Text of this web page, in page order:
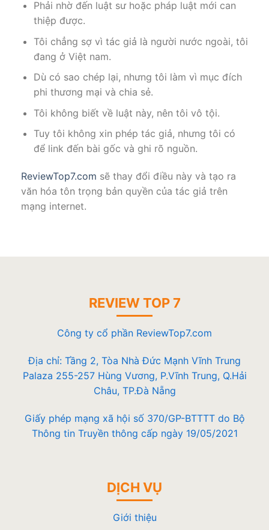
Phải nhờ đến luật sư hoặc pháp luật mới can
thiệp được.
Tôi chẳng sợ vì tác giả là người nước ngoài, tôi
đang ở Việt nam.
Dù có sao chép lại, nhưng tôi làm vì mục đích
phi thương mại và chia sẻ.
Tôi không biết về luật này, nên tôi vô tội.
Tuy tôi không xin phép tác giả, nhưng tôi có
để link đến bài gốc và ghi rõ nguồn.
ReviewTop7.com sẽ thay đổi điều này và tạo ra
văn hóa tôn trọng bản quyền của tác giả trên
mạng internet.
REVIEW TOP 7
Công ty cổ phần ReviewTop7.com
Địa chỉ: Tầng 2, Tòa Nhà Đức Mạnh Vĩnh Trung
Palaza 255-257 Hùng Vương, P.Vĩnh Trung, Q.Hải
Châu, TP.Đà Nẵng
Giấy phép mạng xã hội số 370/GP-BTTTT do Bộ
Thông tin Truyền thông cấp ngày 19/05/2021
DỊCH VỤ
Giới thiệu